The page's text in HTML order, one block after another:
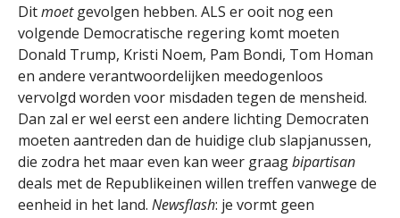
Ditmoetgevolgen hebben. ALS er ooit nog een
volgende Democratische regering komt moeten
Donald Trump, Kristi Noem, Pam Bondi, Tom Homan
en andere verantwoordelijken meedogenloos
vervolgd worden voor misdaden tegen de mensheid.
Dan zal er wel eerst een andere lichting Democraten
moeten aantreden dan de huidige club slapjanussen,
die zodra het maar even kan weer graagbipartisan
deals met de Republikeinen willen treffen vanwege de
eenheid in het land. Newsflash: je vormt geen